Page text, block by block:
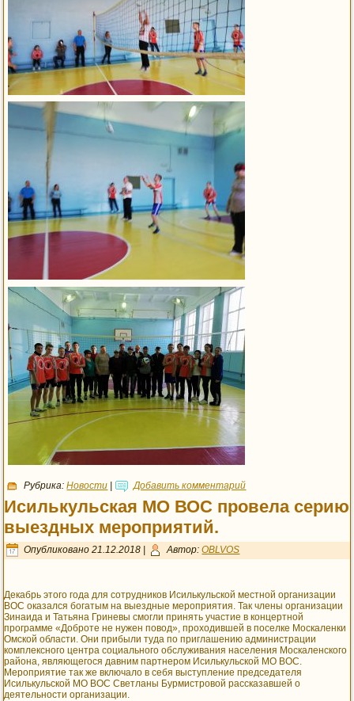
Рубрика: Новости | Добавить комментарий
Исилькульская МО ВОС провела серию
выездных мероприятий.
Опубликовано 21.12.2018 | Автор: OBLVOS
Декабрь этого года для сотрудников Исилькульской местной организации
ВОС оказался богатым на выездные мероприятия. Так члены организации
Зинаида и Татьяна Гриневы смогли принять участие в концертной
программе «Доброте не нужен повод», проходившей в поселке Москаленки
Омской области. Они прибыли туда по приглашению администрации
комплексного центра социального обслуживания населения Москаленского
района, являющегося давним партнером Исилькульской МО ВОС.
Мероприятие так же включало в себя выступление председателя
Исилькульской МО ВОС Светланы Бурмистровой рассказавшей о
деятельности организации.